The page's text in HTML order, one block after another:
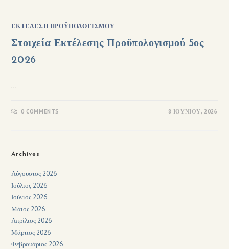
ΕΚΤΈΛΕΣΗ ΠΡΟΫΠΟΛΟΓΙΣΜΟΎ
Στοιχεία Εκτέλεσης Προϋπολογισμού 5ος
2026
…
0 COMMENTS 8 ΙΟΥΝΊΟΥ, 2026
Archives
Αύγουστος 2026
Ιούλιος 2026
Ιούνιος 2026
Μάιος 2026
Απρίλιος 2026
Μάρτιος 2026
Φεβρουάριος 2026